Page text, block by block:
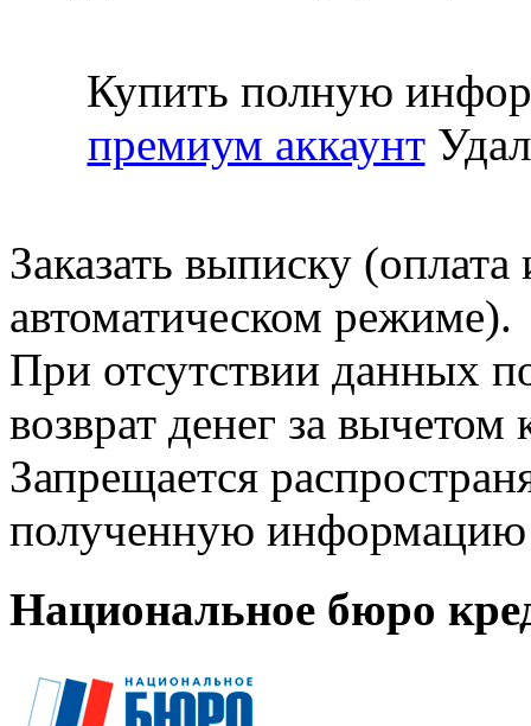
Купить полную
премиум аккаунт
Заказать выписку
автоматическом режиме).
При отсутствии данных
возврат денег за
Запрещается
полученную информацию
Национальное бюро